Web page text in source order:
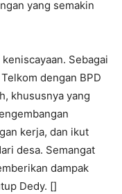
yang semakin
Sebagai
dengan BPD
khususnya yang
kerja, dan ikut
desa. Semangat
dampak
Dedy. []